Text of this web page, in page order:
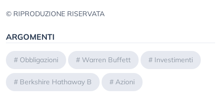
© RIPRODUZIONE RISERVATA
ARGOMENTI
# Obbligazioni # Warren Buffett # Investimenti
# Berkshire Hathaway B # Azioni